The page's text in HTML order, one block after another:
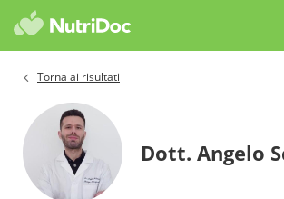
Torna ai risultati
Dott. Angelo